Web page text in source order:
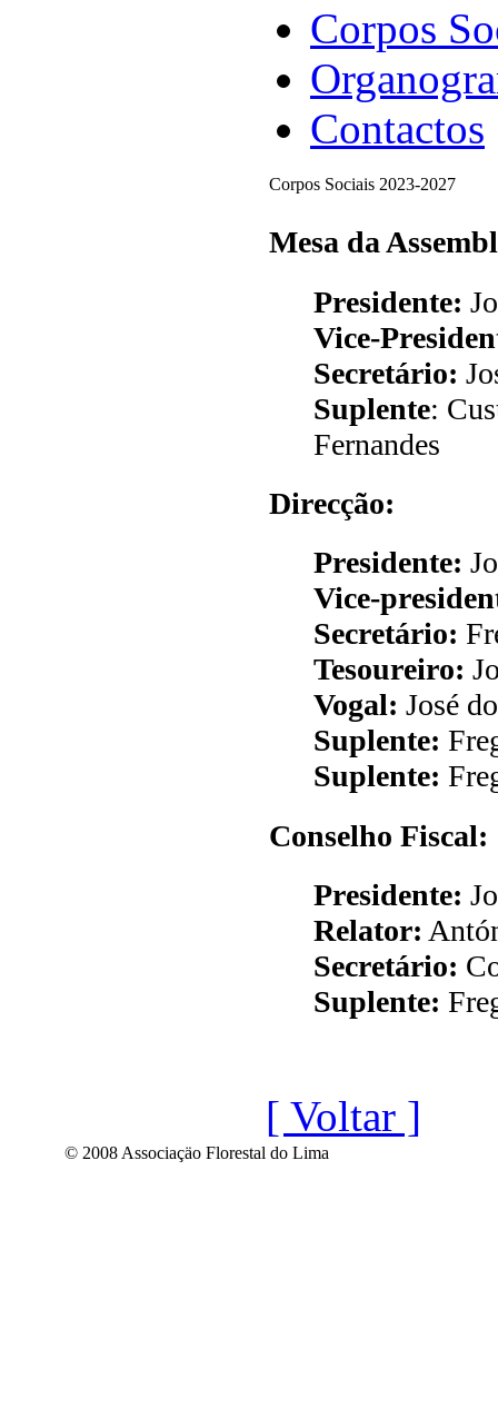
Corpos
Contactos
Corpos Sociais 2023-2027
Mesa da
Presidente:
Vice-
Secretário:
Suplente:
Fernandes
Direcção:
Presidente:
Vice-
Secretário:
Tesoureiro:
Vogal: José
Suplente:
Suplente:
Conselho Fiscal:
Presidente:
Relator:
Secretário:
Suplente:
[ Voltar ]
© 2008 Associaçäo Florestal do Lima